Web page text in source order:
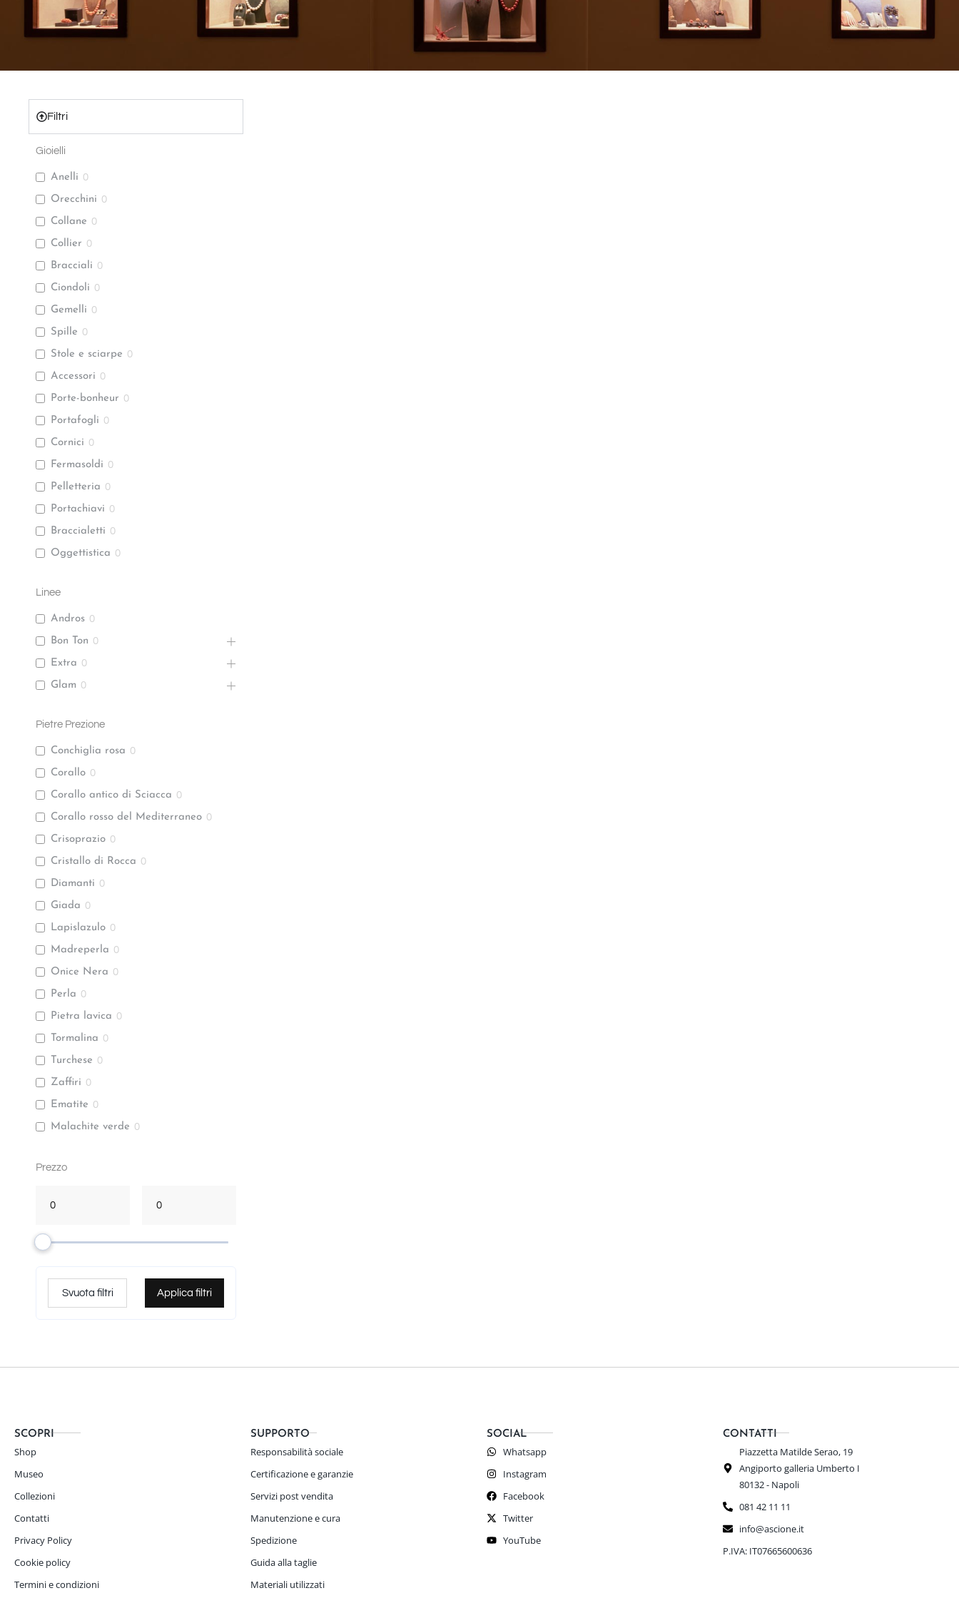
Filtri
Gioielli
Anelli 0
Orecchini 0
Collane 0
Collier 0
Bracciali 0
Ciondoli 0
Gemelli 0
Spille 0
Stole e sciarpe 0
Accessori 0
Porte-bonheur 0
Portafogli 0
Cornici 0
Fermasoldi 0
Pelletteria 0
Portachiavi 0
Braccialetti 0
Oggettistica 0
Linee
Andros 0
Bon Ton 0
Extra 0
Glam 0
Pietre Prezione
Conchiglia rosa 0
Corallo 0
Corallo antico di Sciacca 0
Corallo rosso del Mediterraneo 0
Crisoprazio 0
Cristallo di Rocca 0
Diamanti 0
Giada 0
Lapislazulo 0
Madreperla 0
Onice Nera 0
Perla 0
Pietra lavica 0
Tormalina 0
Turchese 0
Zaffiri 0
Ematite 0
Malachite verde 0
Cammeo
Agata verde
Zirconi 0
Labradorite 0
Agata bianca
Diamanti neri
Spinello nero
Ametista
Quarzo ialino
Prezzo
Applica filtri
Svuota filtri
SCOPRI
Shop
Museo
Collezioni
Contatti
Privacy Policy
Cookie policy
Termini e condizioni
SUPPORTO
Responsabilità sociale
Certificazione e garanzie
Servizi post vendita
Manutenzione e cura
Spedizione
Guida alla taglie
Materiali utilizzati
SOCIAL
Whatsapp
Instagram
Facebook
Twitter
YouTube
CONTATTI
Piazzetta Matilde Serao, 19
Angiporto galleria Umberto I
80132 - Napoli
081 42 11 11
info@ascione.it
P.IVA: IT07665600636